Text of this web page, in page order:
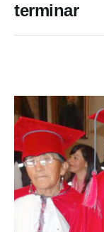
terminar